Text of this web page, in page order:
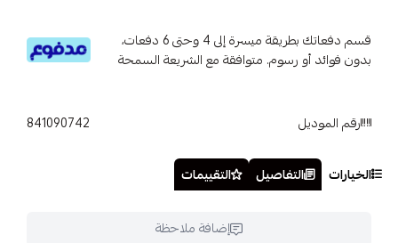
قسم دفعاتك بطريقة ميسرة إلى 4 وحتى 6 دفعات،
بدون فوائد أو رسوم. متوافقة مع الشريعة السمحة
رقم الموديل 841090742
الخيارات التفاصيل التقييمات
إضافة ملاحظة